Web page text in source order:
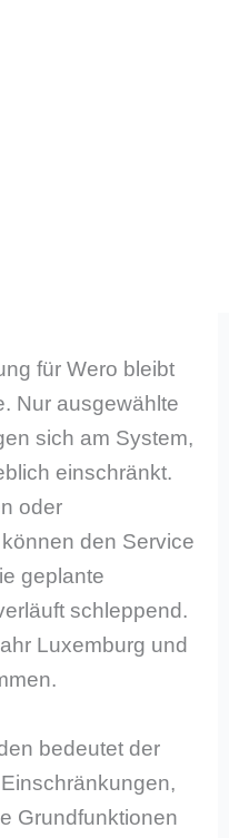
für Wero bleibt
Nur ausgewählte
sich am System,
einschränkt.
oder
den Service
geplante
schleppend.
Luxemburg und
bedeutet der
Grundfunktionen